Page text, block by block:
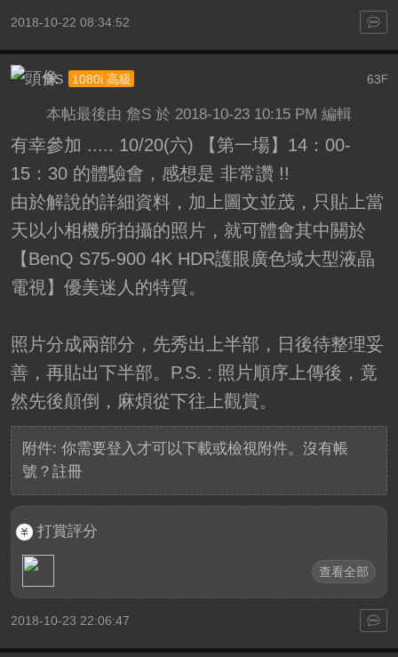
2018-10-22 08:34:52
63F
詹S 1080i 高級
本帖最後由 詹S 於 2018-10-23 10:15 PM 編輯
有幸參加 ..... 10/20(六) 【第一場】14：00-
15：30 的體驗會，感想是 非常讚 !!
由於解說的詳細資料，加上圖文並茂，只貼上當
天以小相機所拍攝的照片，就可體會其中關於
【BenQ S75-900 4K HDR護眼廣色域大型液晶
電視】優美迷人的特質。
照片分成兩部分，先秀出上半部，日後待整理妥
善，再貼出下半部。P.S. : 照片順序上傳後，竟
然先後顛倒，麻煩從下往上觀賞。
附件: 你需要登入才可以下載或檢視附件。沒有帳
號？ 註冊
打賞評分
查看全部
2018-10-23 22:06:47